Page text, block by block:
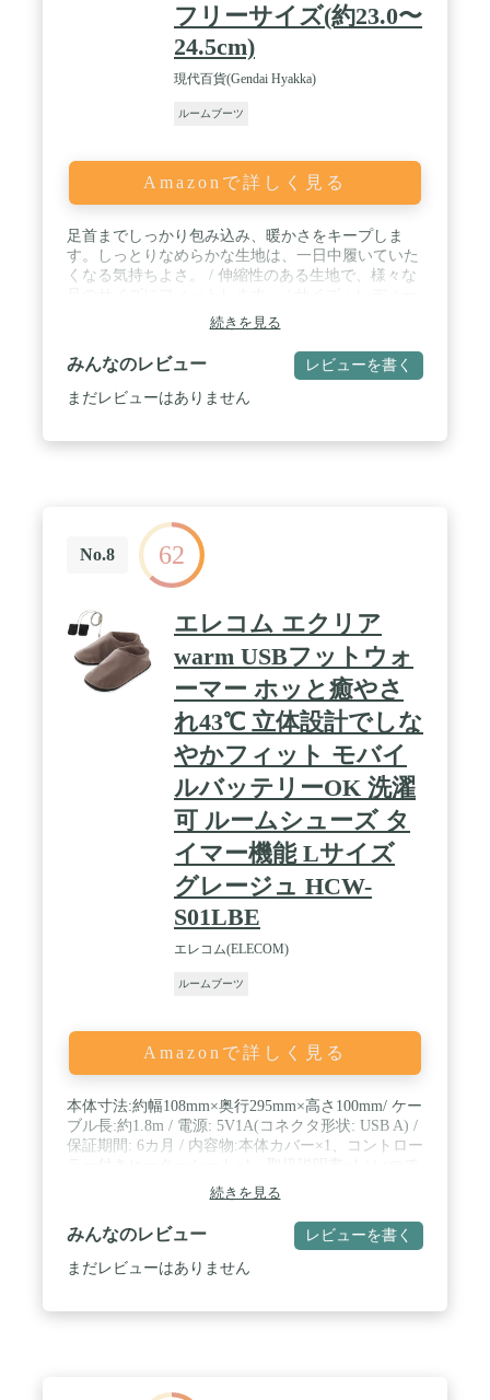
フリーサイズ(約23.0〜
24.5cm)
現代百貨(Gendai Hyakka)
ルームブーツ
Amazonで詳しく見る
足首までしっかり包み込み、暖かさをキープしま
す。しっとりなめらかな生地は、一日中履いていた
くなる気持ちよさ。 / 伸縮性のある生地で、様々な
スフリーサイズ(約23.0〜24.5cm) / 素材：ポリエス
テル(92%)､ポリウレタン(8%)(中綿100%ポリエステ
ル､ソール100%ウレタン) / 生産国：中国
続きを見る
みんなのレビュー レビューを書く
まだレビューはありません
No.8 62
エレコム エクリア
warm USBフットウォ
ーマー ホッと癒やさ
れ43℃ 立体設計でしな
やかフィット モバイ
ルバッテリーOK 洗濯
可 ルームシューズ タ
イマー機能 Lサイズ
グレージュ HCW-
S01LBE
エレコム(ELECOM)
ルームブーツ
Amazonで詳しく見る
本体寸法:約幅108mm×奥行295mm×高さ100mm/ ケー
ブル長:約1.8m / 電源: 5V1A(コネクタ形状: USB A) /
保証期間: 6カ月 / 内容物:本体カバー×1、コントロー
もどこでも「温活」ができるようになるUSB接続の
フットウォーマー Lサイズ(26.0~28.0cm)です。最大
約43℃の電熱ヒーターで足元を温めます。
続きを見る
みんなのレビュー レビューを書く
まだレビューはありません